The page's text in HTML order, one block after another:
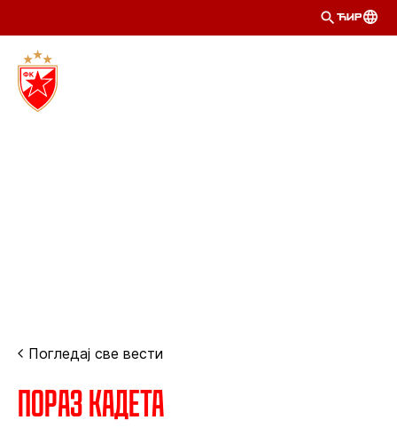
ЋИР
Погледај све вести
Пораз кадета